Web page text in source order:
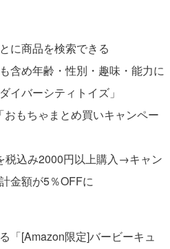
に商品を検索できる
含め年齢・性別・趣味・能力に
イバーシティトイズ」
おもちゃまとめ買いキャンペー
税込み2000円以上購入→キャン
金額が5％OFFに
「[Amazon限定]バービーキュ